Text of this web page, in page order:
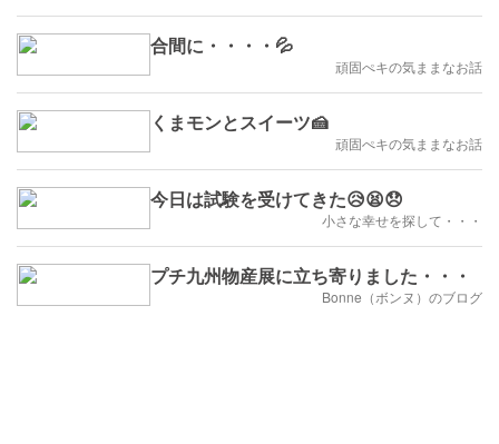
合間に・・・・💦
頑固ぺキの気ままなお話
くまモンとスイーツ🍰
頑固ぺキの気ままなお話
今日は試験を受けてきた😥😫😞
小さな幸せを探して・・・
プチ九州物産展に立ち寄りました・・・
Bonne（ボンヌ）のブログ